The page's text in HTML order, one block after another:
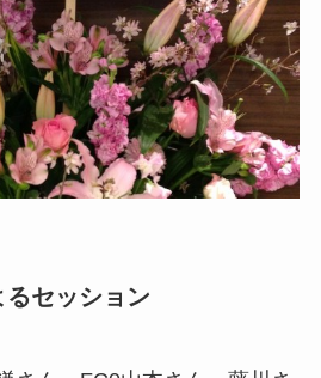
セッション